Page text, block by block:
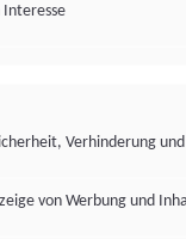
Verhinderung
von Werbung und